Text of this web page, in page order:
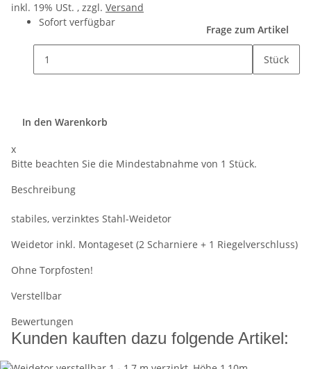
inkl. 19% USt. , zzgl. Versand
Sofort verfügbar
Frage zum Artikel
Stück
In den Warenkorb
x
Bitte beachten Sie die Mindestabnahme von 1 Stück.
Beschreibung
stabiles, verzinktes Stahl-Weidetor
Weidetor inkl. Montageset (2 Scharniere + 1 Riegelverschluss)
Ohne Torpfosten!
Verstellbar
Bewertungen
Kunden kauften dazu folgende Artikel: